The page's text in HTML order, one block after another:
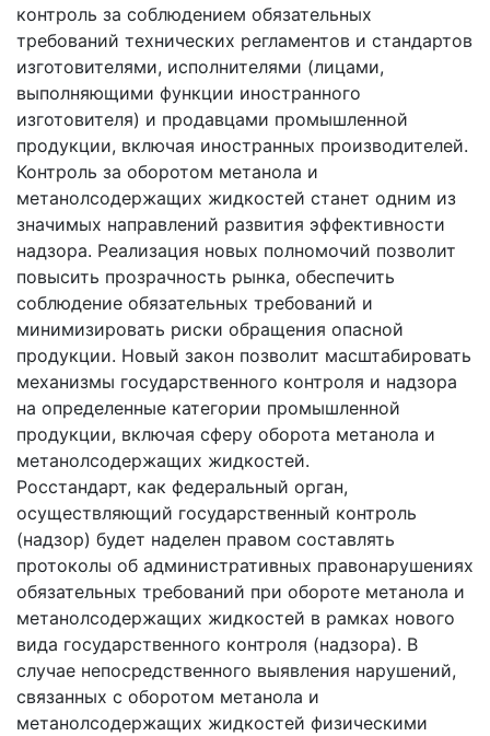
контроль за соблюдением обязательных
требований технических регламентов и стандартов
изготовителями, исполнителями (лицами,
выполняющими функции иностранного
изготовителя) и продавцами промышленной
продукции, включая иностранных производителей.
Контроль за оборотом метанола и
метанолсодержащих жидкостей станет одним из
значимых направлений развития эффективности
надзора. Реализация новых полномочий позволит
повысить прозрачность рынка, обеспечить
соблюдение обязательных требований и
минимизировать риски обращения опасной
продукции. Новый закон позволит масштабировать
механизмы государственного контроля и надзора
на определенные категории промышленной
продукции, включая сферу оборота метанола и
метанолсодержащих жидкостей.
Росстандарт, как федеральный орган,
осуществляющий государственный контроль
(надзор) будет наделен правом составлять
протоколы об административных правонарушениях
обязательных требований при обороте метанола и
метанолсодержащих жидкостей в рамках нового
вида государственного контроля (надзора). В
случае непосредственного выявления нарушений,
связанных с оборотом метанола и
метанолсодержащих жидкостей физическими